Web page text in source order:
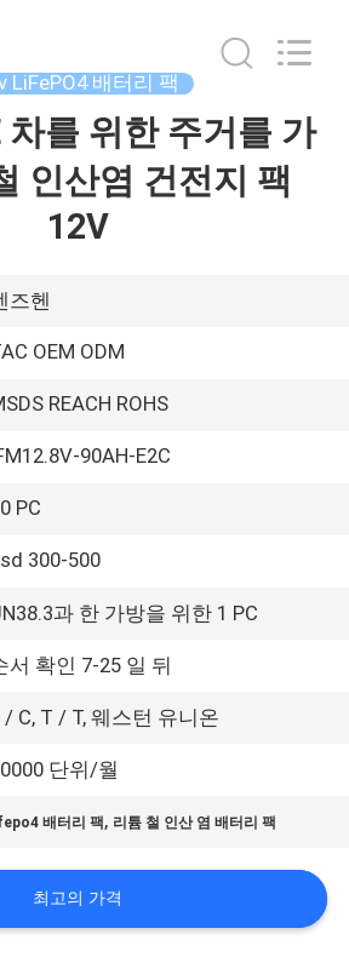
LiFePO4 배터리 팩
차를 위한 주거를 가
인산염 건전지 팩
12V
즈헨
OEM ODM
REACH ROHS
90AH-E2C
PC
300-500
과 한 가방을 위한 1 PC
서 확인 7-25 일 뒤
/ C, T / T, 웨스턴 유니온
단위/월
배터리 팩 , 리튬 철 인산 염 배터리 팩
최고의 가격